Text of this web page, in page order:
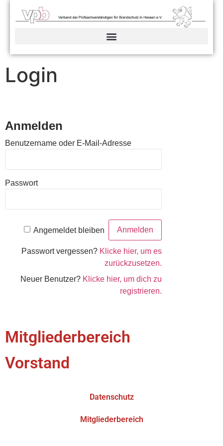
Login
Anmelden
Benutzername oder E-Mail-Adresse
Passwort
Angemeldet bleiben
Passwort vergessen? Klicke hier, um es
zurückzusetzen.
Neuer Benutzer? Klicke hier, um dich zu
registrieren.
Mitgliederbereich
Vorstand
Datenschutz
Mitgliederbereich